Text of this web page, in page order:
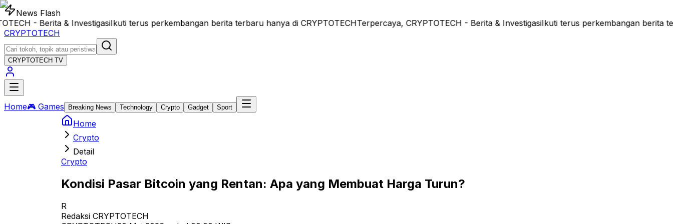
News Flash
- Berita & InvestigasiIkuti terus perkembangan berita terbaru hanya di CRYPTOTECHTerpercaya, CRYPTOTECH - Berita & InvestigasiIkuti terus perkembangan berita
CRYPTOTECH
CRYPTOTECH TV
Home🎮 Games Breaking News Technology Crypto Gadget Sport
Home
Crypto
Detail
Crypto
Kondisi Pasar Bitcoin yang Rentan: Apa yang Membuat Harga Turun?
R
Redaksi CRYPTOTECH